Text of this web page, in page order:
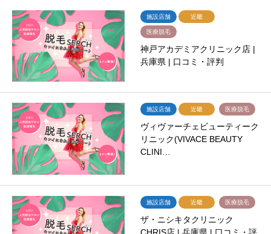
施設店舗 近畿
医療脱毛
神戸アカデミアクリニック店 |
兵庫県 | 口コミ・評判
施設店舗 近畿 医療脱毛
ヴィヴァーチェビューティーク
リニック(VIVACE BEAUTY
CLINI…
施設店舗 近畿 医療脱毛
ザ・ニシキタクリニック
CHRIS店 | 兵庫県 | 口コミ・評